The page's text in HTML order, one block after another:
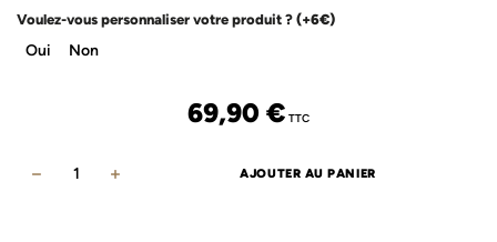
Voulez-vous personnaliser votre produit ? (+6€)
Oui Non
69,90 € TTC
AJOUTER AU PANIER